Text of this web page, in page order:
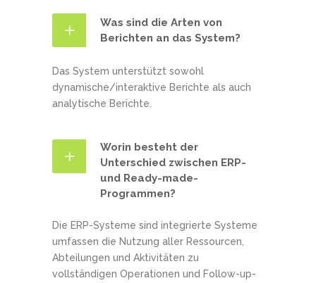
Was sind die Arten von
Berichten an das System?
Das System unterstützt sowohl
dynamische/interaktive Berichte als auch
analytische Berichte.
Worin besteht der
Unterschied zwischen ERP-
und Ready-made-
Programmen?
Die ERP-Systeme sind integrierte Systeme
umfassen die Nutzung aller Ressourcen,
Abteilungen und Aktivitäten zu
vollständigen Operationen und Follow-up-